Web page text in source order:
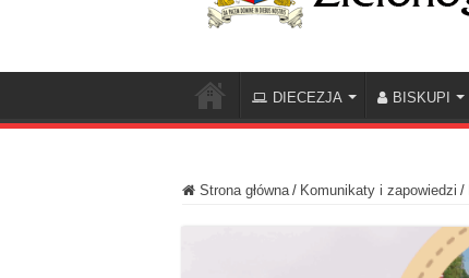
DIECEZJA BISKUPI
Strona główna / Komunikaty i zapowiedzi /